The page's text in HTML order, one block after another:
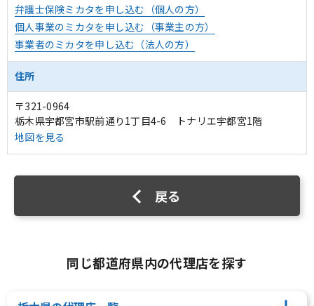
弁護士保険ミカタを申し込む（個人の方）
個人事業のミカタを申し込む（事業主の方）
事業者のミカタを申し込む（法人の方）
住所
〒321-0964
栃木県宇都宮市駅前通り1丁目4-6 トナリエ宇都宮1階
地図を見る
戻る
同じ都道府県内の代理店を探す